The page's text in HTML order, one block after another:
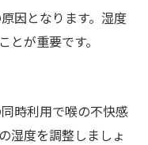
因となります。湿度
が重要です。
時利用で喉の不快感
湿度を調整しましょ